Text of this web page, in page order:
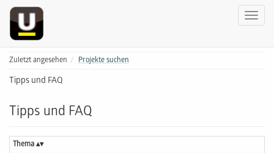
Zuletzt angesehen Projekte suchen
Tipps und FAQ
Tipps und FAQ
Thema